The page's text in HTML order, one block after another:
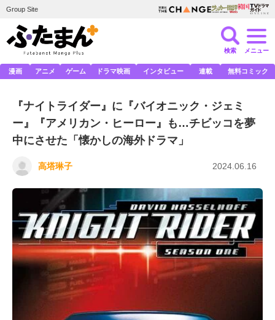
Group Site
検索 メニュー
漫画 アニメ ゲーム ドラマ映画 インタビュー 連載 無料コミック
『ナイトライダー』に『バイオニック・ジェミ
ー』『アメリカン・ヒーロー』も…チビッコを夢
中にさせた「懐かしの海外ドラマ」
高塔琳子 2024.06.16